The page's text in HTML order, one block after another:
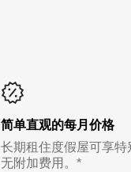
简单直观的每月价格
长期租住度假屋可享特
无附加费用。*